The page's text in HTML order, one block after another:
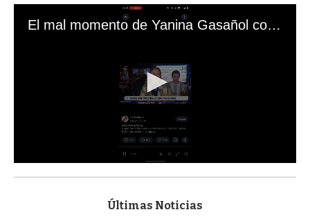
El mal momento de Yanina Gasañol con un hincha argentino en "Subrayado"
s
Últimas Noticias